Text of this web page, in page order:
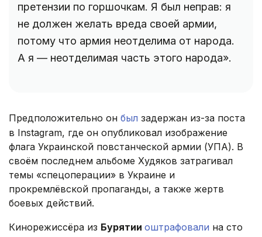
претензии по горшочкам. Я был неправ: я
не должен желать вреда своей армии,
потому что армия неотделима от народа.
А я — неотделимая часть этого народа».
Предположительно он был задержан из-за поста
в Instagram, где он опубликовал изображение
флага Украинской повстанческой армии (УПА). В
своём последнем альбоме Худяков затрагивал
темы «спецоперации» в Украине и
прокремлёвской пропаганды, а также жертв
боевых действий.
Кинорежиссёра из Бурятии оштрафовали на сто